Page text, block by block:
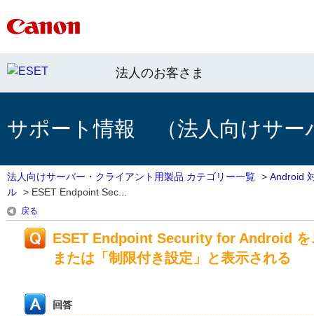
法人のお客さま
サポート情報 （法人向けサー
法人向けサーバー・クライアント用製品 カテゴリー一覧 > Android
ル > ESET Endpoint Sec...
戻る
ESET Endpoint Security for Android を
または「制限付き設定」と表示される
回答